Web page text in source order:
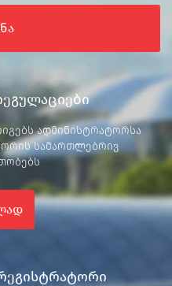
ადმინისტრატორსა
სამართლებრივ